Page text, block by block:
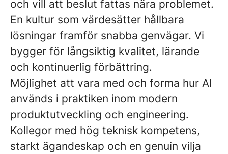
och vill att beslut fattas nära problemet.
En kultur som värdesätter hållbara
lösningar framför snabba genvägar. Vi
bygger för långsiktig kvalitet, lärande
och kontinuerlig förbättring.
Möjlighet att vara med och forma hur AI
används i praktiken inom modern
produktutveckling och engineering.
Kollegor med hög teknisk kompetens,
starkt ägandeskap och en genuin vilja